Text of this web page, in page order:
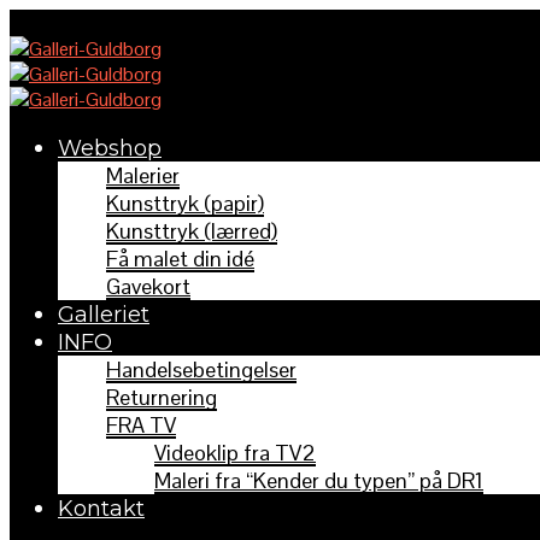
Webshop
Malerier
Kunsttryk (papir)
Kunsttryk (lærred)
Få malet din idé
Gavekort
Galleriet
INFO
Handelsebetingelser
Returnering
FRA TV
Videoklip fra TV2
Maleri fra “Kender du typen” på DR1
Kontakt